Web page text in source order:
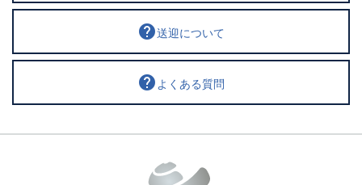
help送迎について
help よくある質問